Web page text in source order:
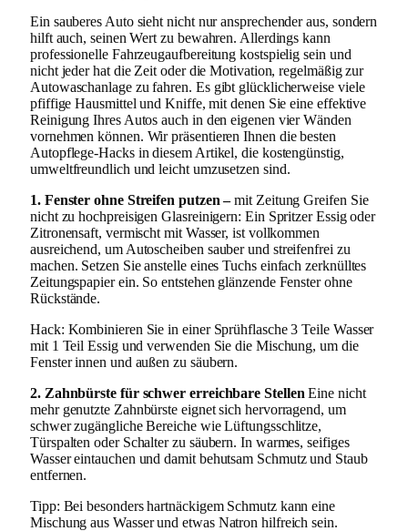
Ein sauberes Auto sieht nicht nur ansprechender aus, sondern
hilft auch, seinen Wert zu bewahren. Allerdings kann
professionelle Fahrzeugaufbereitung kostspielig sein und
nicht jeder hat die Zeit oder die Motivation, regelmäßig zur
Autowaschanlage zu fahren. Es gibt glücklicherweise viele
pfiffige Hausmittel und Kniffe, mit denen Sie eine effektive
Reinigung Ihres Autos auch in den eigenen vier Wänden
vornehmen können. Wir präsentieren Ihnen die besten
Autopflege-Hacks in diesem Artikel, die kostengünstig,
umweltfreundlich und leicht umzusetzen sind.
1. Fenster ohne Streifen putzen –mit Zeitung Greifen Sie
nicht zu hochpreisigen Glasreinigern: Ein Spritzer Essig oder
Zitronensaft, vermischt mit Wasser, ist vollkommen
ausreichend, um Autoscheiben sauber und streifenfrei zu
machen. Setzen Sie anstelle eines Tuchs einfach zerknülltes
Zeitungspapier ein. So entstehen glänzende Fenster ohne
Rückstände.
Hack: Kombinieren Sie in einer Sprühflasche 3 Teile Wasser
mit 1 Teil Essig und verwenden Sie die Mischung, um die
Fenster innen und außen zu säubern.
2. Zahnbürste für schwer erreichbare Stellen Eine nicht
mehr genutzte Zahnbürste eignet sich hervorragend, um
schwer zugängliche Bereiche wie Lüftungsschlitze,
Türspalten oder Schalter zu säubern. In warmes, seifiges
Wasser eintauchen und damit behutsam Schmutz und Staub
entfernen.
Tipp: Bei besonders hartnäckigem Schmutz kann eine
Mischung aus Wasser und etwas Natron hilfreich sein.